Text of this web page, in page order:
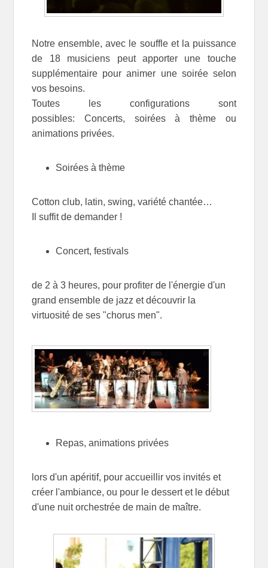
Notre ensemble, avec le souffle et la puissance
de 18 musiciens peut apporter une touche
supplémentaire pour animer une soirée selon
vos besoins.
Toutes les configurations sont
possibles: Concerts, soirées à thème ou
animations privées.
Soirées à thème
Cotton club, latin, swing, variété chantée…
Il suffit de demander !
Concert, festivals
de 2 à 3 heures, pour profiter de l'énergie d'un
grand ensemble de jazz et découvrir la
virtuosité de ses "chorus men".
Repas, animations privées
lors d'un apéritif, pour accueillir vos invités et
créer l'ambiance, ou pour le dessert et le début
d'une nuit orchestrée de main de maître.